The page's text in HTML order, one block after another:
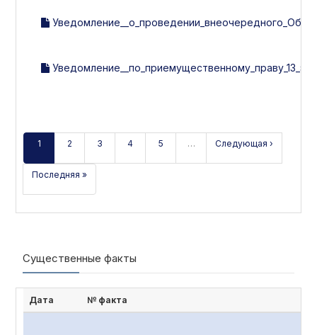
1 2 3 4 5 … Следующая ›
Последняя »
Существенные факты
Дата № факта